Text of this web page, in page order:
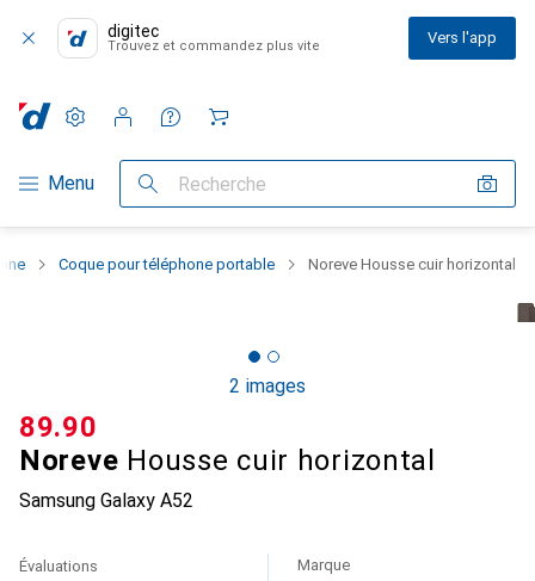
digitec
Trouvez et commandez plus vite Vers l'app
Navigation par catégorie
Menu Recherche
Paramètres
Compte client
Listes de comparaison
Listes d'envies
Panier
Coque pour téléphone portable Noreve Housse cuir horizontal
2 images
Noreve Housse cuir horizontal
Samsung Galaxy A52
CHF
89.90
Évaluations Marque